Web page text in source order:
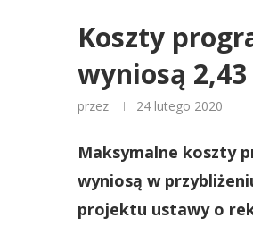
Koszty
wyniosą
przez 24 lutego 2020
Maksymalne koszty
wyniosą w
projektu ustawy o